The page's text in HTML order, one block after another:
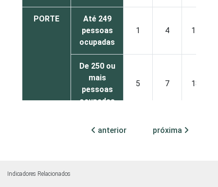
PORTE
Até 249
pessoas
ocupadas
1 4 11
De 250 ou
mais
pessoas
ocupadas
5 7 18
Não
0
Estudos para o Desenvolvimento da
anterior próxima
Indicadores Relacionados